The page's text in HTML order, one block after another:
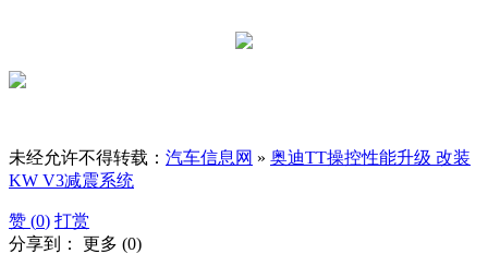
未经允许不得转载： 汽车信息网 » 奥迪TT操控性能升级 改装
KW V3减震系统
赞 (0) 打赏
分享到： 更多 (0)